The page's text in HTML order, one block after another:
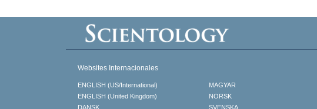
Websites Internacionales
ENGLISH (US/International)
ENGLISH (United Kingdom)
DANSK
MAGYAR
NORSK
SVENSKA